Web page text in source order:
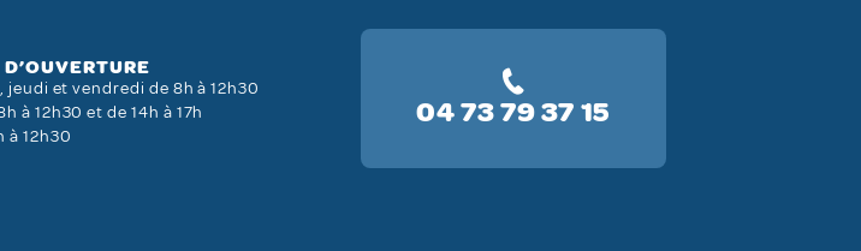
jeudi et vendredi de 8h à 12h30
à 12h30 et de 14h à 17h
à 12h30
04 73 79 37 15